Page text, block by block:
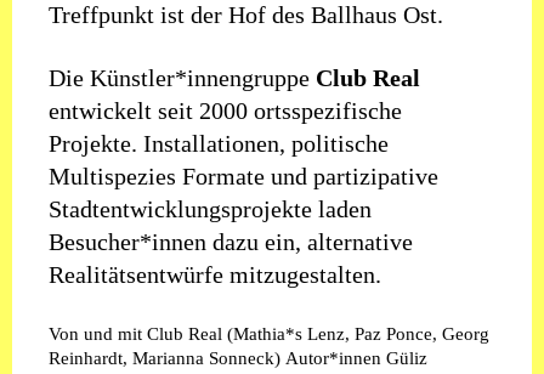
Treffpunkt ist der Hof des Ballhaus Ost.
Die Künstler*innengruppe Club Real
entwickelt seit 2000 ortsspezifische
Projekte. Installationen, politische
Multispezies Formate und partizipative
Stadtentwicklungsprojekte laden
Besucher*innen dazu ein, alternative
Realitätsentwürfe mitzugestalten.
Von und mit Club Real (Mathia*s Lenz, Paz Ponce, Georg
Reinhardt, Marianna Sonneck) Autor*innen Güliz